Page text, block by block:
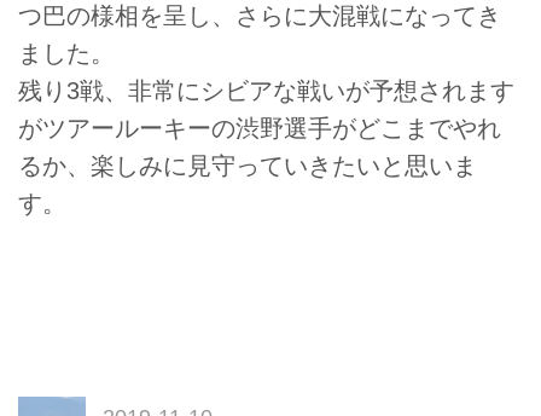
つ巴の様相を呈し、さらに大混戦になってき
ました。
残り3戦、非常にシビアな戦いが予想されます
がツアールーキーの渋野選手がどこまでやれ
るか、楽しみに見守っていきたいと思いま
す。